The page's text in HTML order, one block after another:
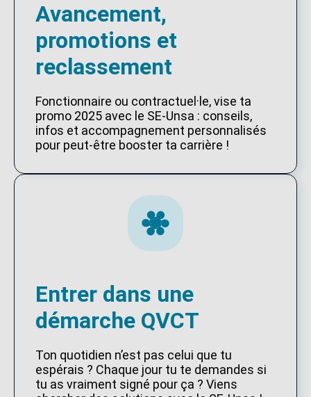
Avancement,
promotions et
reclassement
Fonctionnaire ou contractuel·le, vise ta
promo 2025 avec le SE-Unsa : conseils,
infos et accompagnement personnalisés
pour peut-être booster ta carrière !
Entrer dans une
démarche QVCT
Ton quotidien n’est pas celui que tu
espérais ? Chaque jour tu te demandes si
tu as vraiment signé pour ça ? Viens